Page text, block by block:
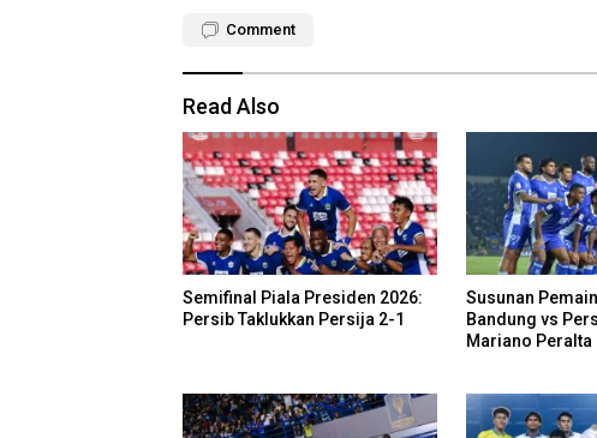
Comment
Read Also
Semifinal Piala Presiden 2026:
Persib Taklukkan Persija 2-1
Susunan
Bandung vs
Mariano Peralta